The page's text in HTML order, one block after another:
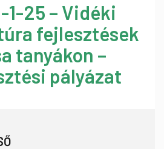
1-25 – Vidéki
fejlesztések
tanyákon –
pályázat